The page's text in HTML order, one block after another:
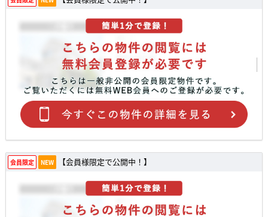
会員限定 NEW 【会員様限定で公開中！】